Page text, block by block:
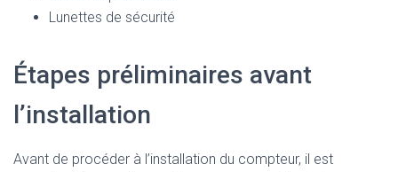
Lunettes de sécurité
Étapes préliminaires avant
l’installation
Avant de procéder à l’installation du compteur, il est